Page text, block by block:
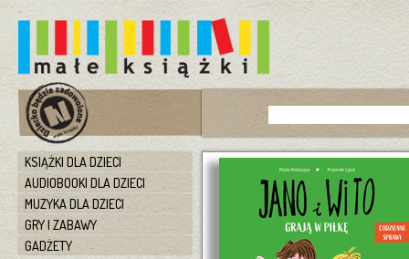
KSIĄŻKI DLA DZIECI
AUDIOBOOKI DLA DZIECI
MUZYKA DLA DZIECI
GRY I ZABAWY
GADŻETY